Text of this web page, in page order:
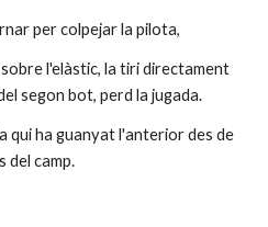
per colpejar la pilota,
l'elàstic, la tiri directament
segon bot, perd la jugada.
qui ha guanyat l'anterior des de
del camp.